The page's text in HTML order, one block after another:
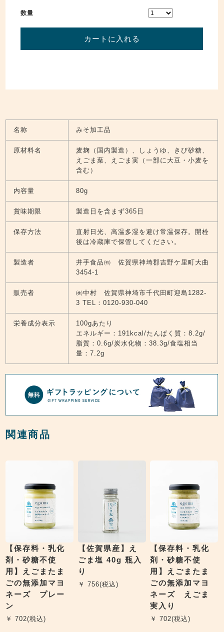
数量
カートに入れる
名称 みそ加工品
原材料名
麦麹（国内製造）、しょうゆ、きび砂糖、
えごま葉、えごま実（一部に大豆・小麦を
含む）
内容量 80g
賞味期限 製造日を含まず365日
保存方法
直射日光、高温多湿を避け常温保存。開栓
後は冷蔵庫で保管してください。
製造者
井手食品㈲ 佐賀県神埼郡吉野ケ里町大曲
3454-1
販売者
㈱中村 佐賀県神埼市千代田町迎島1282-
3 TEL：0120-930-040
栄養成分表示
100gあたり
エネルギー：191kcal/たんぱく質：8.2g/
脂質：0.6g/炭水化物：38.3g/食塩相当
量：7.2g
関連商品
【保存料・乳化
剤・砂糖不使
用】えごまたま
ごの無添加マヨ
ネーズ プレー
ン
￥ 702(税込)
【佐賀県産】え
ごま塩 40g 瓶入
り
￥ 756(税込)
【保存料・乳化
剤・砂糖不使
用】えごまたま
ごの無添加マヨ
ネーズ えごま
実入り
￥ 702(税込)